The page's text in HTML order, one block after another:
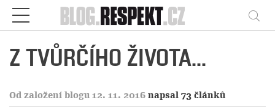
Respekt
Z TVŮRČÍHO ŽIVOTA...
Od založení blogu 12. 11. 2016 napsal 73 článků